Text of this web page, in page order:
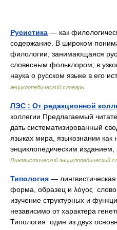
Русистика — как
содержание. В широком
филологии, занимающаяся
словесным фольклором; в
наука о русском языке в его
энциклопедический словарь
ЛЭС : От редакционной
коллегии Предлагаемый
дать систематизированный
языках мира, языкознании
энциклопедическим
Лингвистический энциклопедический
Типология —
форма, образец и λόγος
изучение структурных и
независимо от характера
Типология один из двух